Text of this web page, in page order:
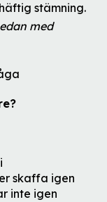
stämning.
med
skaffa igen
inte igen